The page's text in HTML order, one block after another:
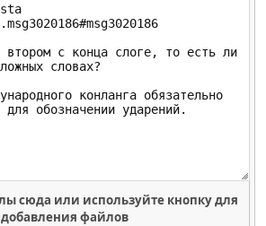
сюда или используйте кнопку для
добавления файлов